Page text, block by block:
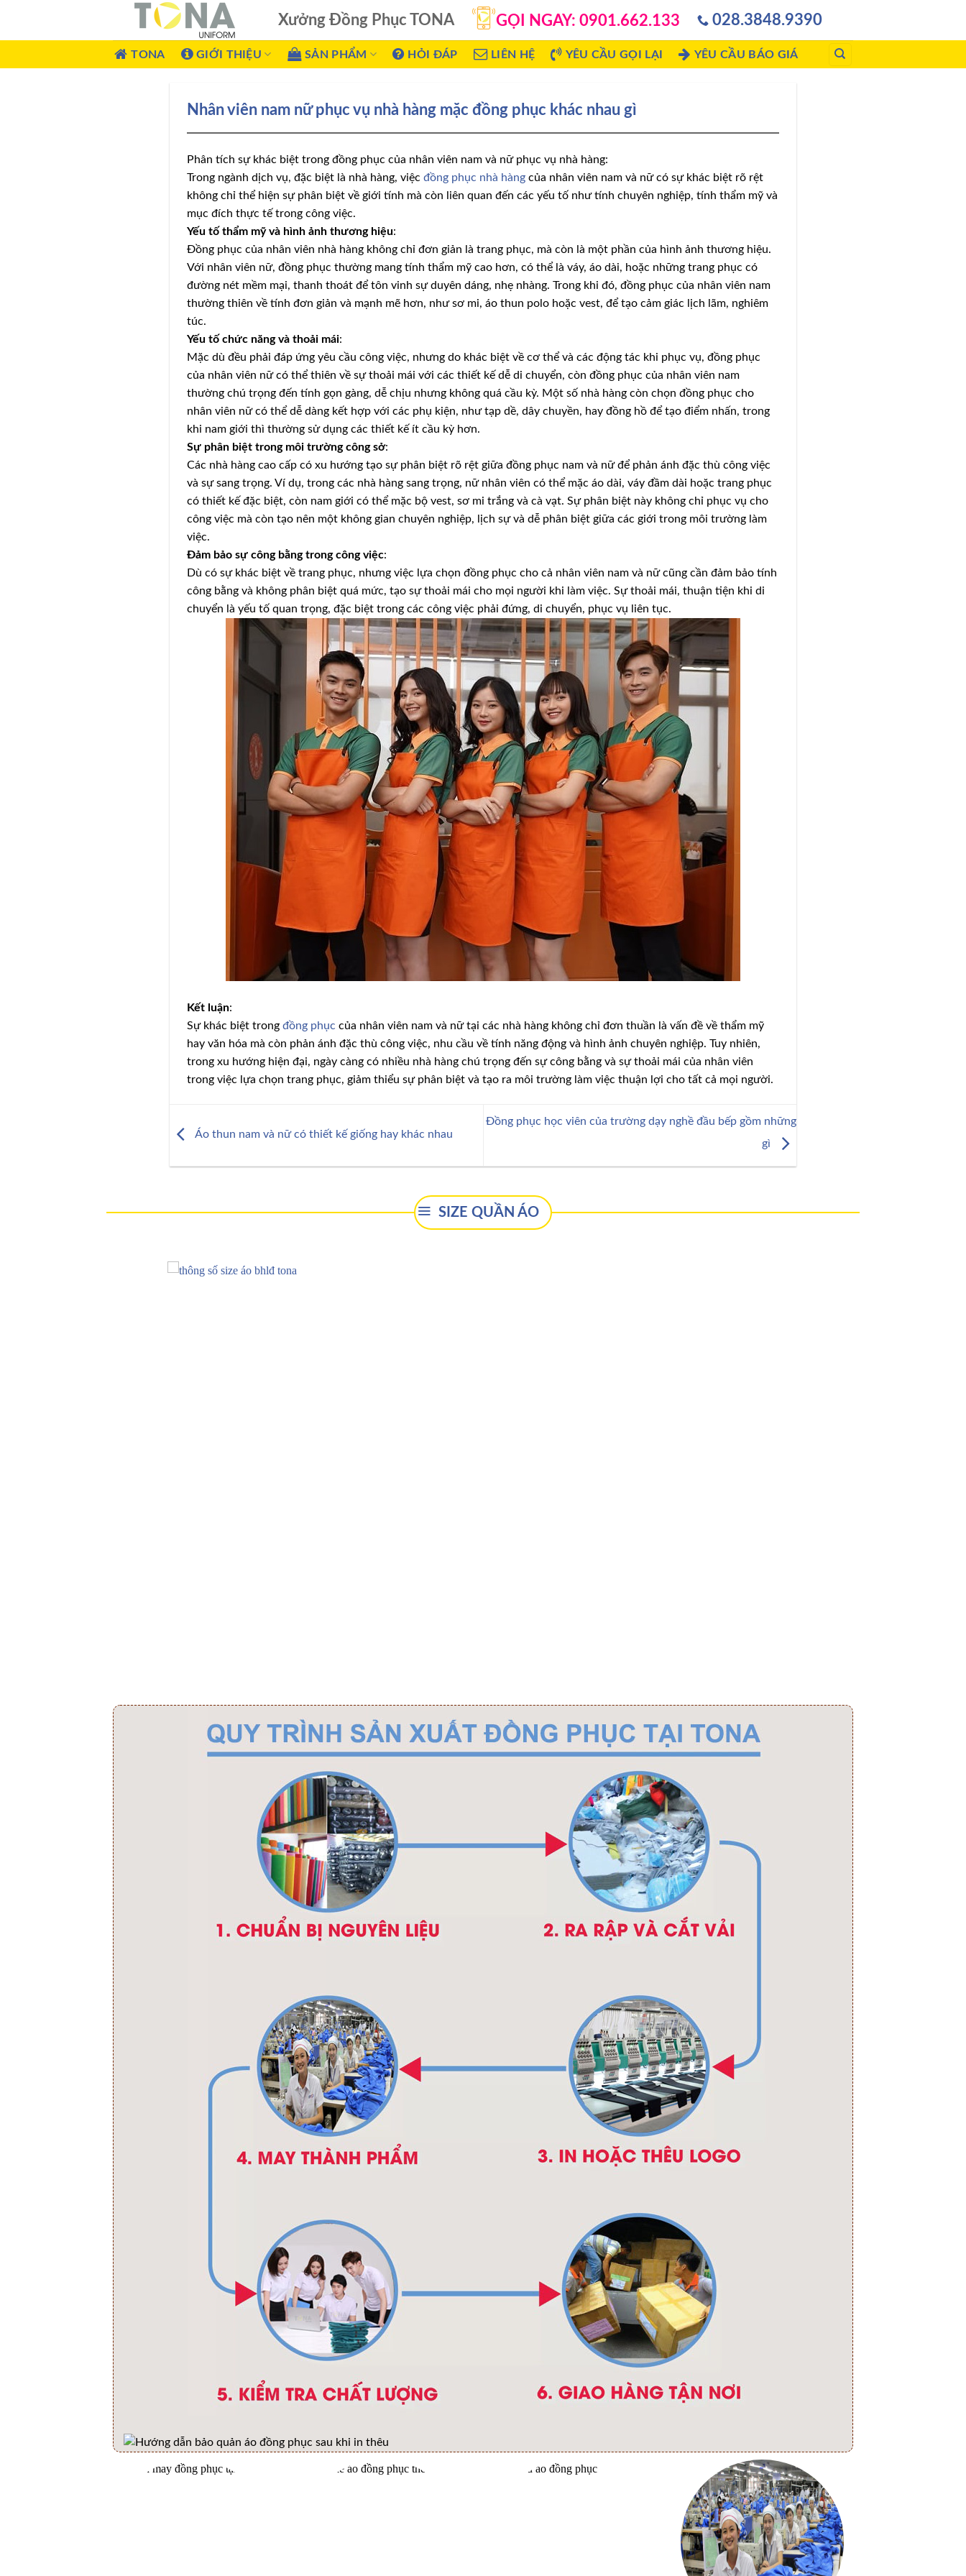
Xưởng Đồng Phục TONA GỌI NGAY: 0901.662.133 028.3848.9390
TONA GIỚI THIỆU SẢN PHẨM HỎI ĐÁP LIÊN HỆ YÊU CẦU GỌI LẠI YÊU CẦU BÁO GIÁ
Nhân viên nam nữ phục vụ nhà hàng mặc đồng phục khác nhau gì
Phân tích sự khác biệt trong đồng phục của nhân viên nam và nữ phục vụ nhà hàng:
Trong ngành dịch vụ, đặc biệt là nhà hàng, việcđồng phục nhà hàng của nhân viên nam và nữ có sự khác biệt rõ rệt
không chỉ thể hiện sự phân biệt về giới tính mà còn liên quan đến các yếu tố như tính chuyên nghiệp, tính thẩm mỹ và
mục đích thực tế trong công việc.
Yếu tố thẩm mỹ và hình ảnh thương hiệu:
Đồng phục của nhân viên nhà hàng không chỉ đơn giản là trang phục, mà còn là một phần của hình ảnh thương hiệu.
Với nhân viên nữ, đồng phục thường mang tính thẩm mỹ cao hơn, có thể là váy, áo dài, hoặc những trang phục có
đường nét mềm mại, thanh thoát để tôn vinh sự duyên dáng, nhẹ nhàng. Trong khi đó, đồng phục của nhân viên nam
thường thiên về tính đơn giản và mạnh mẽ hơn, như sơ mi, áo thun polo hoặc vest, để tạo cảm giác lịch lãm, nghiêm
túc.
Yếu tố chức năng và thoải mái:
Mặc dù đều phải đáp ứng yêu cầu công việc, nhưng do khác biệt về cơ thể và các động tác khi phục vụ, đồng phục
của nhân viên nữ có thể thiên về sự thoải mái với các thiết kế dễ di chuyển, còn đồng phục của nhân viên nam
thường chú trọng đến tính gọn gàng, dễ chịu nhưng không quá cầu kỳ. Một số nhà hàng còn chọn đồng phục cho
nhân viên nữ có thể dễ dàng kết hợp với các phụ kiện, như tạp dề, dây chuyền, hay đồng hồ để tạo điểm nhấn, trong
khi nam giới thì thường sử dụng các thiết kế ít cầu kỳ hơn.
Sự phân biệt trong môi trường công sở:
Các nhà hàng cao cấp có xu hướng tạo sự phân biệt rõ rệt giữa đồng phục nam và nữ để phản ánh đặc thù công việc
và sự sang trọng. Ví dụ, trong các nhà hàng sang trọng, nữ nhân viên có thể mặc áo dài, váy đầm dài hoặc trang phục
có thiết kế đặc biệt, còn nam giới có thể mặc bộ vest, sơ mi trắng và cà vạt. Sự phân biệt này không chỉ phục vụ cho
công việc mà còn tạo nên một không gian chuyên nghiệp, lịch sự và dễ phân biệt giữa các giới trong môi trường làm
việc.
Đảm bảo sự công bằng trong công việc:
Dù có sự khác biệt về trang phục, nhưng việc lựa chọn đồng phục cho cả nhân viên nam và nữ cũng cần đảm bảo tính
công bằng và không phân biệt quá mức, tạo sự thoải mái cho mọi người khi làm việc. Sự thoải mái, thuận tiện khi di
chuyển là yếu tố quan trọng, đặc biệt trong các công việc phải đứng, di chuyển, phục vụ liên tục.
Kết luận:
Sự khác biệt trongđồng phục của nhân viên nam và nữ tại các nhà hàng không chỉ đơn thuần là vấn đề về thẩm mỹ
hay văn hóa mà còn phản ánh đặc thù công việc, nhu cầu về tính năng động và hình ảnh chuyên nghiệp. Tuy nhiên,
trong xu hướng hiện đại, ngày càng có nhiều nhà hàng chú trọng đến sự công bằng và sự thoải mái của nhân viên
trong việc lựa chọn trang phục, giảm thiểu sự phân biệt và tạo ra môi trường làm việc thuận lợi cho tất cả mọi người.
Áo thun nam và nữ có thiết kế giống hay khác nhau
Đồng phục học viên của trường dạy nghề đầu bếp gồm những
gì
SIZE QUẦN ÁO